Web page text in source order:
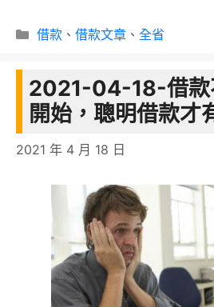
分
借款、 借款文章、 全省
2021-04-18-借款
開始，聰明借款才
2021 年 4 月 18 日